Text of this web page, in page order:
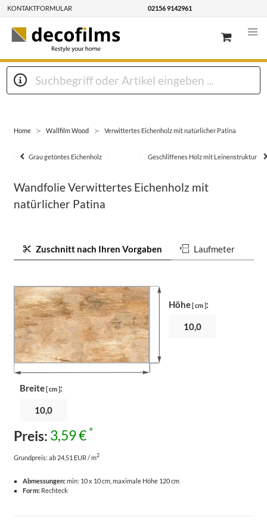
KONTAKTFORMULAR 02156 9142961
Home Wallfilm Wood Verwittertes Eichenholz mit natürlicher Patina
Grau getöntes Eichenholz Geschliffenes Holz mit Leinenstruktur
Wandfolie Verwittertes Eichenholz mit
natürlicher Patina
Zuschnitt nach Ihren Vorgaben Laufmeter
Breite[ cm ]:
Höhe[ cm ]:
Preis: 3,59 € *
Grundpreis: ab 24,51 EUR / m2
Abmessungen:min: 10 x 10 cm, maximale Höhe 120 cm
Form:Rechteck